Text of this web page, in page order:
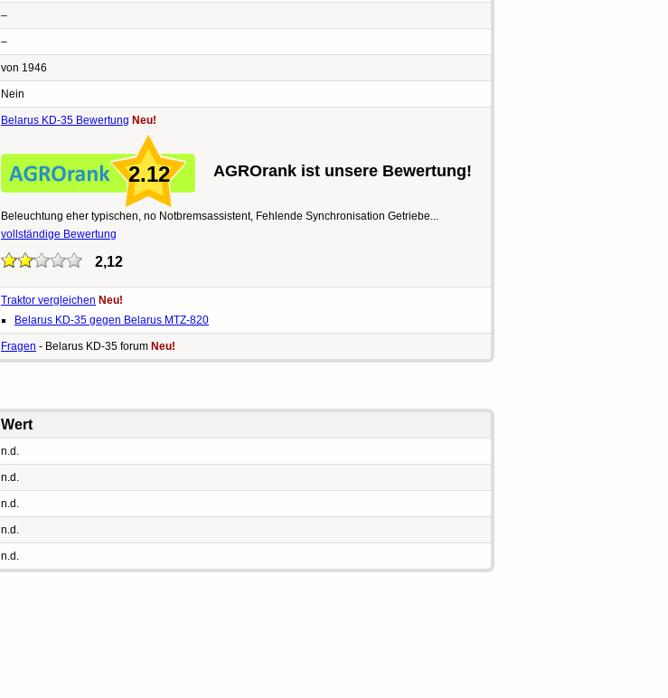
–
–
von 1946
Nein
Belarus KD-35 Bewertung Neu!
2.12 AGROrank ist unsere Bewertung!
Beleuchtung eher typischen, no Notbremsassistent, Fehlende Synchronisation Getriebe...
vollständige Bewertung
2,12
Traktor vergleichen Neu!
Belarus KD-35 gegen Belarus MTZ-820
Fragen - Belarus KD-35 forum Neu!
Wert
n.d.
n.d.
n.d.
n.d.
n.d.